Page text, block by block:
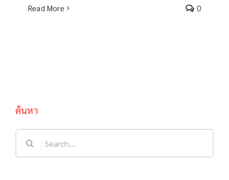
Read More 0
ค้นหา